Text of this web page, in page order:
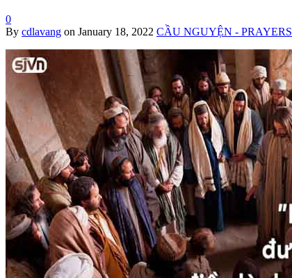
0
By cdlavang on January 18, 2022 CẦU NGUYỆN - PRAYERS